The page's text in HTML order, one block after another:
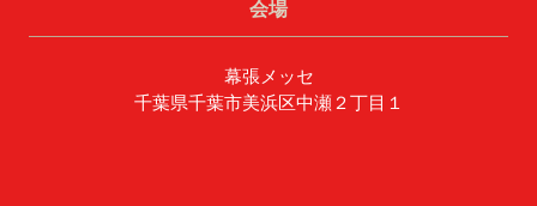
会場
幕張メッセ
千葉県千葉市美浜区中瀬２丁目１